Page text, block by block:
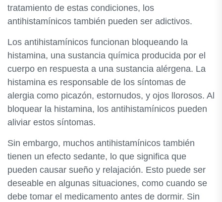
tratamiento de estas condiciones, los
antihistamínicos también pueden ser adictivos.
Los antihistamínicos funcionan bloqueando la
histamina, una sustancia química producida por el
cuerpo en respuesta a una sustancia alérgena. La
histamina es responsable de los síntomas de
alergia como picazón, estornudos, y ojos llorosos. Al
bloquear la histamina, los antihistamínicos pueden
aliviar estos síntomas.
Sin embargo, muchos antihistamínicos también
tienen un efecto sedante, lo que significa que
pueden causar sueño y relajación. Esto puede ser
deseable en algunas situaciones, como cuando se
debe tomar el medicamento antes de dormir. Sin